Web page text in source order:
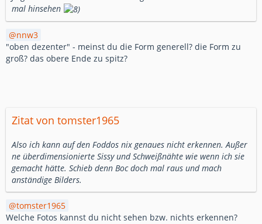
mal hinsehen
nnw3
"oben dezenter" - meinst du die Form generell? die Form zu
groß? das obere Ende zu spitz?
Zitat von tomster1965
Also ich kann auf den Foddos nix genaues nicht erkennen. Außer
ne überdimensionierte Sissy und Schweißnähte wie wenn ich sie
gemacht hätte. Schieb denn Boc doch mal raus und mach
anständige Bilders.
tomster1965
Welche Fotos kannst du nicht sehen bzw. nichts erkennen?